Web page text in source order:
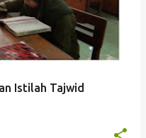
Istilah Tajwid